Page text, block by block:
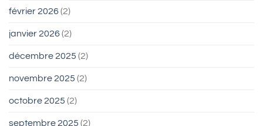
février 2026(2)
janvier 2026(2)
décembre 2025 (2)
novembre 2025 (2)
octobre 2025 (2)
septembre 2025 (2)